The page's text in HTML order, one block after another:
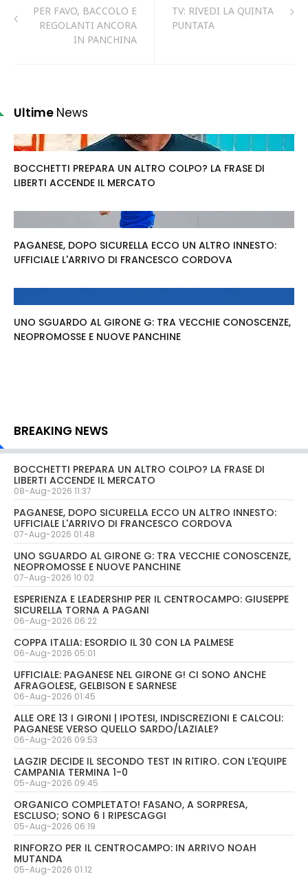
PER FAVO, BACCOLO E
REGOLANTI ANCORA
IN PANCHINA
TV: RIVEDI LA QUINTA
PUNTATA
Ultime News
BOCCHETTI PREPARA UN ALTRO COLPO? LA FRASE DI
LIBERTI ACCENDE IL MERCATO
PAGANESE, DOPO SICURELLA ECCO UN ALTRO INNESTO:
UFFICIALE L'ARRIVO DI FRANCESCO CORDOVA
UNO SGUARDO AL GIRONE G: TRA VECCHIE CONOSCENZE,
NEOPROMOSSE E NUOVE PANCHINE
BREAKING NEWS
BOCCHETTI PREPARA UN ALTRO COLPO? LA FRASE DI
LIBERTI ACCENDE IL MERCATO
08-Aug-2026 11:37
PAGANESE, DOPO SICURELLA ECCO UN ALTRO INNESTO:
UFFICIALE L'ARRIVO DI FRANCESCO CORDOVA
07-Aug-2026 01:48
UNO SGUARDO AL GIRONE G: TRA VECCHIE CONOSCENZE,
NEOPROMOSSE E NUOVE PANCHINE
07-Aug-2026 10:02
ESPERIENZA E LEADERSHIP PER IL CENTROCAMPO: GIUSEPPE
SICURELLA TORNA A PAGANI
06-Aug-2026 06:22
COPPA ITALIA: ESORDIO IL 30 CON LA PALMESE
06-Aug-2026 05:01
UFFICIALE: PAGANESE NEL GIRONE G! CI SONO ANCHE
AFRAGOLESE, GELBISON E SARNESE
06-Aug-2026 01:45
ALLE ORE 13 I GIRONI | IPOTESI, INDISCREZIONI E CALCOLI:
PAGANESE VERSO QUELLO SARDO/LAZIALE?
06-Aug-2026 09:53
LAGZIR DECIDE IL SECONDO TEST IN RITIRO. CON L'EQUIPE
CAMPANIA TERMINA 1-0
05-Aug-2026 09:45
ORGANICO COMPLETATO! FASANO, A SORPRESA,
ESCLUSO; SONO 6 I RIPESCAGGI
05-Aug-2026 06:19
RINFORZO PER IL CENTROCAMPO: IN ARRIVO NOAH
MUTANDA
05-Aug-2026 01:12